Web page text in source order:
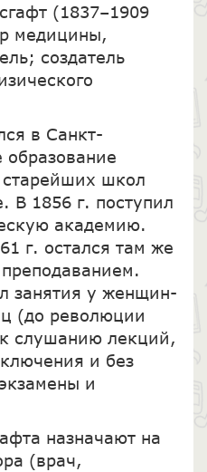
(1837–1909
медицины,
создатель
в Санкт-
образование
школ
В 1856 г. поступил
академию.
г. остался там же
занятия у женщин-
(до революции
слушанию лекций,
и без
и
назначают на
(врач,